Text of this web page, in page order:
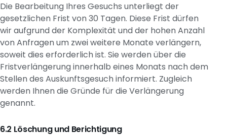
Die Bearbeitung Ihres Gesuchs unterliegt der
gesetzlichen Frist von 30 Tagen. Diese Frist dürfen
wir aufgrund der Komplexität und der hohen Anzahl
von Anfragen um zwei weitere Monate verlängern,
soweit dies erforderlich ist. Sie werden über die
Fristverlängerung innerhalb eines Monats nach dem
Stellen des Auskunftsgesuch informiert. Zugleich
werden Ihnen die Gründe für die Verlängerung
genannt.
Löschung und Berichtigung